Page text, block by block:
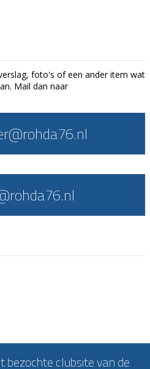
foto's of een ander item wat
Mail dan naar
bezochte clubsite van de